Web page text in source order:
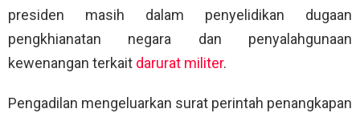
presiden masih dalam penyelidikan dugaan
pengkhianatan negara dan penyalahgunaan
kewenangan terkait darurat militer.
Pengadilan mengeluarkan surat perintah penangkapan